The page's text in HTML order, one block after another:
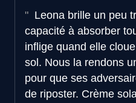
Leona brille un peu
capacité à absorber
inflige quand elle
sol. Nous la rendons
pour que ses
de riposter. Crème